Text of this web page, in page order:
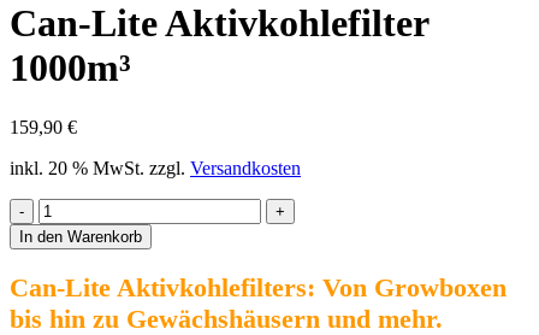
Can-Lite Aktivkohlefilter
1000m³
159,90 €
inkl. 20 % MwSt. zzgl. Versandkosten
Can-
Lite
Aktivkohlefilter
1000m³
Menge
In den Warenkorb
Can-Lite Aktivkohlefilters: Von Growboxen
bis hin zu Gewächshäusern und mehr.